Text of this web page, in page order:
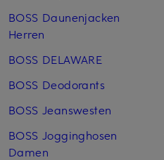
BOSS Daunenjacken
Herren
BOSS DELAWARE
BOSS Deodorants
BOSS Jeanswesten
BOSS Jogginghosen
Damen